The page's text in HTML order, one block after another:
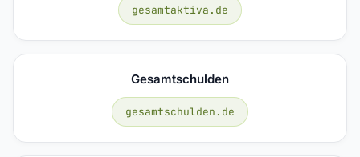
gesamtaktiva.de
Gesamtschulden
gesamtschulden.de